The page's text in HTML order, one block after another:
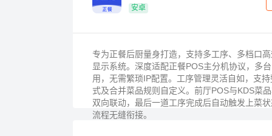
安卓
专为正餐后厨量身打造，支持多工序、多档口
显示系统。深度适配正餐POS主分机协议，多
用，无需繁琐IP配置。工序管理灵活自如，支
式及合并菜品规则自定义。前厅POS与KDS菜
双向联动，最后一道工序完成后自动触发上菜
流程无缝衔接。